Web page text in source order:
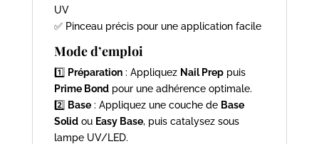
UV
✅ Pinceau précis pour une application facile
Mode d’emploi
1️⃣ Préparation: Appliquez Nail Preppuis
Prime Bondpour une adhérence optimale.
2️⃣ Base: Appliquez une couche de Base
Solidou Easy Base, puis catalysez sous
lampe UV/LED.